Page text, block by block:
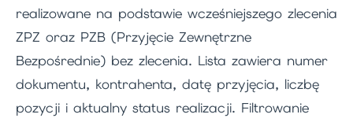
realizowane na podstawie wcześniejszego zlecenia
ZPZ oraz PZB (Przyjęcie Zewnętrzne
Bezpośrednie) bez zlecenia. Lista zawiera numer
dokumentu, kontrahenta, datę przyjęcia, liczbę
pozycji i aktualny status realizacji. Filtrowanie